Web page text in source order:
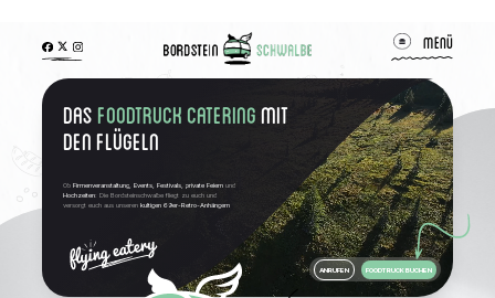
MENÜ
DasFoodtruck Cateringmit
den Flügeln
Ob Firmenveranstaltung, Events, Festivals, private Feiern und
Hochzeiten: Die Bordsteinschwalbe fliegt zu euch und
versorgt euch aus unseren kultigen 69er-Retro-Anhängern
ANRUFEN FOODTRUCK BUCHEN